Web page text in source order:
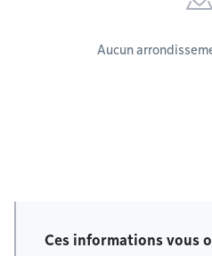
Aucun
Ces informations vous